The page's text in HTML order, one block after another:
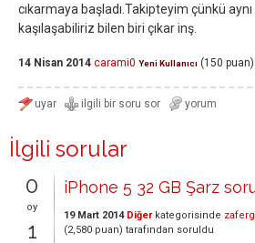
cıkarmaya başladı.Takipteyim çünkü
kaşılaşabiliriz bilen biri çıkar inş.
14 Nisan 2014 carami0 Yeni Kullanıcı (150 puan)
İlgili sorular
0
oy
1
iPhone 5 32 GB Şarz
19 Mart 2014 Diğerkategorisinde
(2,580 puan) tarafından soruldu